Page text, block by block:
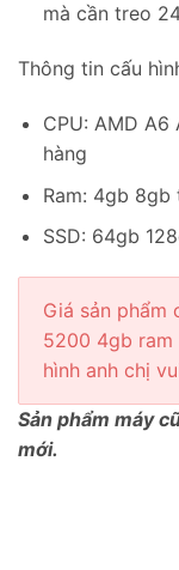
mà cần treo
Thông tin cấu
CPU: AMD
hàng
Ram: 4gb 8gb
SSD: 64gb
Giá sản phẩm
5200 4gb ram
hình anh chị
Sản phẩm máy
mới.